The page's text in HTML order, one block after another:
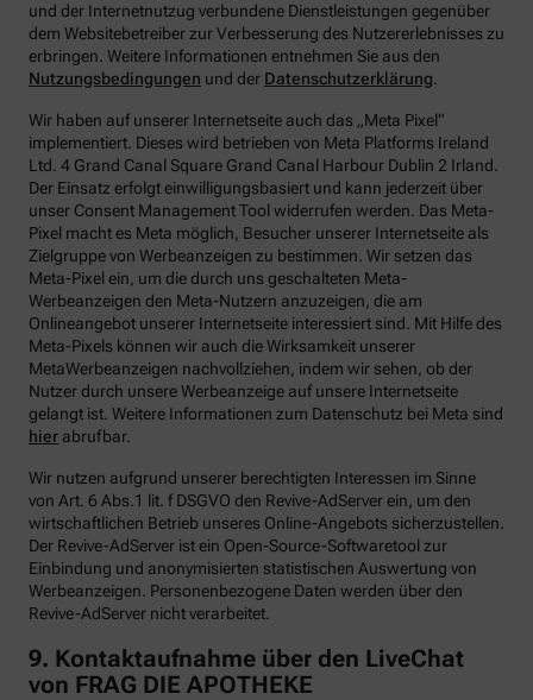
und der Internetnutzug verbundene Dienstleistungen gegenüber
dem Websitebetreiber zur Verbesserung des Nutzererlebnisses zu
erbringen. Weitere Informationen entnehmen Sie aus den
Nutzungsbedingungen und der Datenschutzerklärung.
Wir haben auf unserer Internetseite auch das „Meta Pixel“
implementiert. Dieses wird betrieben von Meta Platforms Ireland
Ltd. 4 Grand Canal Square Grand Canal Harbour Dublin 2 Irland.
Der Einsatz erfolgt einwilligungsbasiert und kann jederzeit über
unser Consent Management Tool widerrufen werden. Das Meta-
Pixel macht es Meta möglich, Besucher unserer Internetseite als
Zielgruppe von Werbeanzeigen zu bestimmen. Wir setzen das
Meta-Pixel ein, um die durch uns geschalteten Meta-
Werbeanzeigen den Meta-Nutzern anzuzeigen, die am
Onlineangebot unserer Internetseite interessiert sind. Mit Hilfe des
Meta-Pixels können wir auch die Wirksamkeit unserer
MetaWerbeanzeigen nachvollziehen, indem wir sehen, ob der
Nutzer durch unsere Werbeanzeige auf unsere Internetseite
gelangt ist. Weitere Informationen zum Datenschutz bei Meta sind
hier abrufbar.
Wir nutzen aufgrund unserer berechtigten Interessen im Sinne
von Art. 6 Abs.1 lit. f DSGVO den Revive-AdServer ein, um den
wirtschaftlichen Betrieb unseres Online-Angebots sicherzustellen.
Der Revive-AdServer ist ein Open-Source-Softwaretool zur
Einbindung und anonymisierten statistischen Auswertung von
Werbeanzeigen. Personenbezogene Daten werden über den
Revive-AdServer nicht verarbeitet.
9. Kontaktaufnahme über den LiveChat
von FRAG DIE APOTHEKE